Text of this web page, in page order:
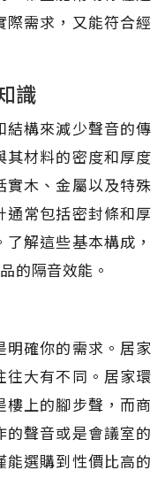
需求，又能符合經
識
結構來減少聲音的傳
材料的密度和厚度
實木、金屬以及特殊
通常包括密封條和厚
解這些基本構成，
的隔音效能。
確你的需求。居家
大有不同。居家環
上的腳步聲，而商
聲音或是會議室的
選購到性價比高的